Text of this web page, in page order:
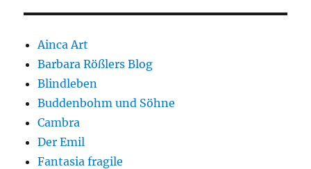
Ainca Art
Barbara Rößlers Blog
Blindleben
Buddenbohm und Söhne
Cambra
Der Emil
Fantasia fragile